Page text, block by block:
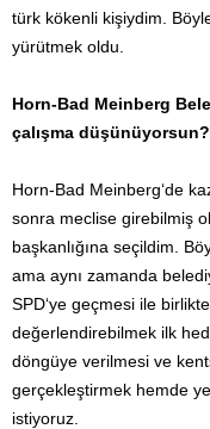
türk kökenli kişiydim.
yürütmek oldu.
Horn-Bad Meinberg
çalışma düşünüyorsun?
Horn-Bad Meinberg‘de
sonra meclise girebilmiş
başkanlığına seçildim.
ama aynı zamanda
SPD‘ye geçmesi ile
değerlendirebilmek ilk
döngüye verilmesi ve
gerçekleştirmek hemde
istiyoruz.